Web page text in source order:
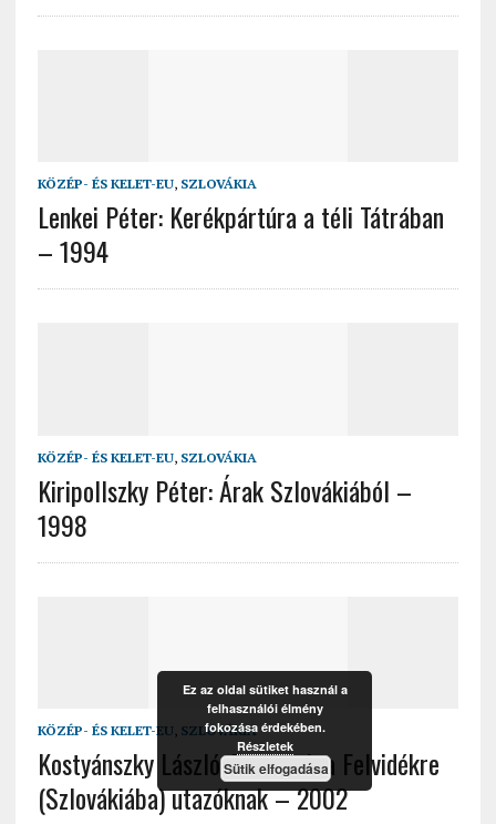
KÖZÉP- ÉS KELET-EU, SZLOVÁKIA
Lenkei Péter: Kerékpártúra a téli Tátrában
– 1994
KÖZÉP- ÉS KELET-EU, SZLOVÁKIA
Kiripollszky Péter: Árak Szlovákiából –
1998
KÖZÉP- ÉS KELET-EU, SZLOVÁKIA
Kostyánszky László: Tanácsok a Felvidékre
(Szlovákiába) utazóknak – 2002
Ez az oldal sütiket használ a
felhasználói élmény
fokozása érdekében.
Részletek
Sütik elfogadása